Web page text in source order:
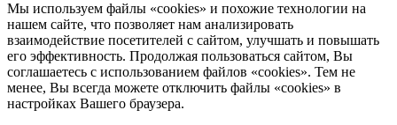
Мы используем файлы «cookies» и похожие технологии на
нашем сайте, что позволяет нам анализировать
взаимодействие посетителей с сайтом, улучшать и повышать
его эффективность. Продолжая пользоваться сайтом, Вы
соглашаетесь с использованием файлов «cookies». Тем не
менее, Вы всегда можете отключить файлы «cookies» в
настройках Вашего браузера.